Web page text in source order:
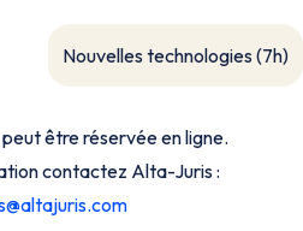
Nouvelles technologies (7h)
être réservée en ligne.
contactez Alta-Juris :